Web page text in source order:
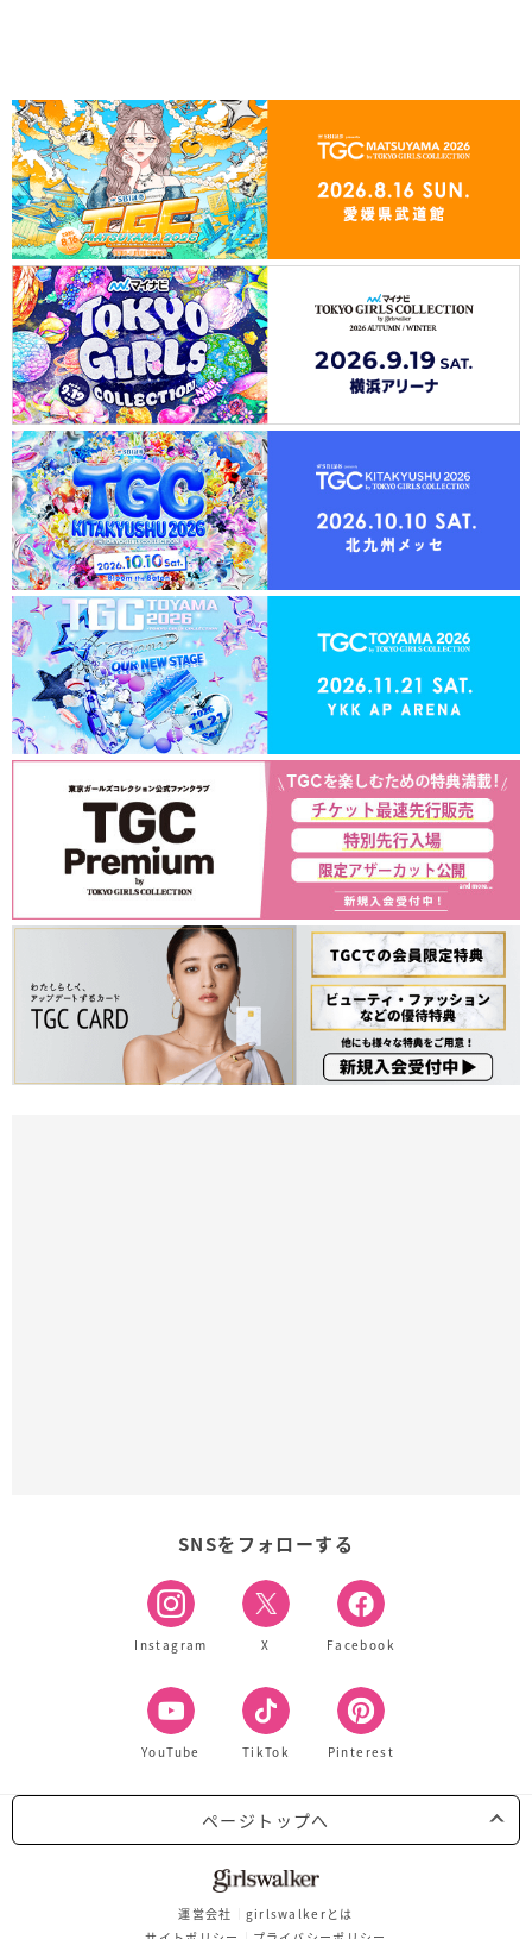
SNSをフォローする
Instagram X Facebook
YouTube TikTok Pinterest
ページトップへ
運営会社
girlswalkerとは